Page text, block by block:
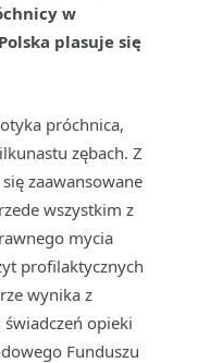
w
plasuje się
próchnica,
zębach. Z
zaawansowane
wszystkim z
mycia
profilaktycznych
wynika z
opieki
Funduszu